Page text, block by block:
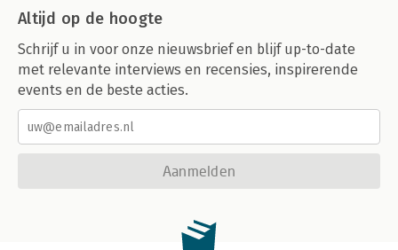
Altijd op de hoogte
Schrijf u in voor onze nieuwsbrief en blijf up-to-date
met relevante interviews en recensies, inspirerende
events en de beste acties.
Aanmelden